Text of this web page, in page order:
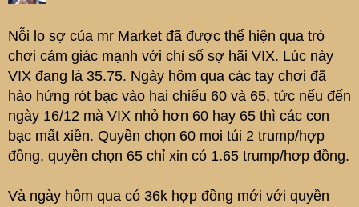
n
s
:
Nỗi lo sợ của mr Market đã được thể hiện qua trò
chơi cảm giác mạnh với chỉ số sợ hãi VIX. Lúc này
VIX đang là 35.75. Ngày hôm qua các tay chơi đã
hào hứng rót bạc vào hai chiếu 60 và 65, tức nếu đến
ngày 16/12 mà VIX nhỏ hơn 60 hay 65 thì các con
bạc mất xiền. Quyền chọn 60 moi túi 2 trump/hợp
đồng, quyền chọn 65 chỉ xin có 1.65 trump/hơp đồng.
Và ngày hôm qua có 36k hợp đồng mới với quyền